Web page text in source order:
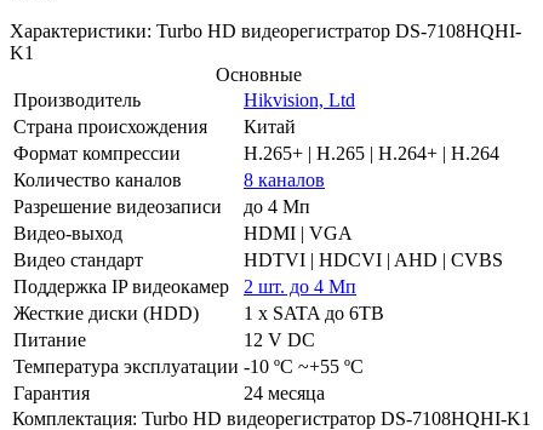
Характеристики: Turbo HD видеорегистратор DS-7108HQHI-
K1
Основные
Производитель
Hikvision, Ltd
Страна происхождения
Китай
Формат компрессии
H.265+ | H.265 | H.264+ | H.264
Количество каналов
8 каналов
Разрешение видеозаписи
до 4 Мп
Видео-выход
HDMI | VGA
Видео стандарт
HDTVI | HDCVI | AHD | CVBS
Поддержка IP видеокамер
2 шт. до 4 Мп
Жесткие диски (HDD)
1 x SATA до 6TB
Питание
12 V DC
Температура эксплуатации -10 ºC ~+55 ºC
Гарантия
24 месяца
Комплектация: Turbo HD видеорегистратор DS-7108HQHI-K1